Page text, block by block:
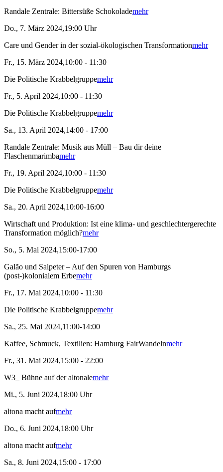
Randale Zentrale: Bittersüße Schokolademehr
Do., 7. März 2024,19:00 Uhr
Care und Gender in der sozial-ökologischen Transformationmehr
Fr., 15. März 2024,10:00 - 11:30
Die Politische Krabbelgruppemehr
Fr., 5. April 2024,10:00 - 11:30
Die Politische Krabbelgruppemehr
Sa., 13. April 2024,14:00 - 17:00
Randale Zentrale: Musik aus Müll – Bau dir deine
Flaschenmarimbamehr
Fr., 19. April 2024,10:00 - 11:30
Die Politische Krabbelgruppemehr
Sa., 20. April 2024,10:00-16:00
Wirtschaft und Produktion: Ist eine klima- und geschlechtergerechte
Transformation möglich?mehr
So., 5. Mai 2024,15:00-17:00
Galão und Salpeter – Auf den Spuren von Hamburgs
(post-)kolonialem Erbemehr
Fr., 17. Mai 2024,10:00 - 11:30
Die Politische Krabbelgruppemehr
Sa., 25. Mai 2024,11:00-14:00
Kaffee, Schmuck, Textilien: Hamburg FairWandelnmehr
Fr., 31. Mai 2024,15:00 - 22:00
W3_ Bühne auf der altonalemehr
Mi., 5. Juni 2024,18:00 Uhr
altona macht aufmehr
Do., 6. Juni 2024,18:00 Uhr
altona macht aufmehr
Sa., 8. Juni 2024,15:00 - 17:00